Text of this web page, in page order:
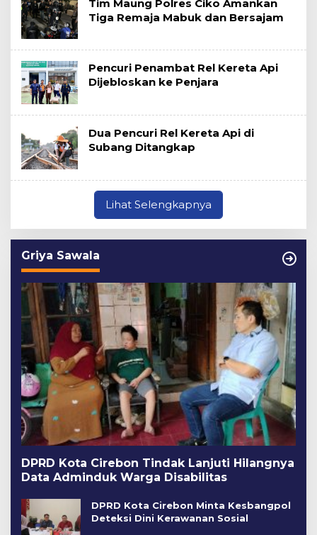
Tim Maung Polres Ciko Amankan
Tiga Remaja Mabuk dan Bersajam
Pencuri Penambat Rel Kereta Api
Dijebloskan ke Penjara
Dua Pencuri Rel Kereta Api di
Subang Ditangkap
Lihat Selengkapnya
Griya Sawala
DPRD Kota Cirebon Tindak Lanjuti Hilangnya
Data Adminduk Warga Disabilitas
DPRD Kota Cirebon Minta Kesbangpol
Deteksi Dini Kerawanan Sosial